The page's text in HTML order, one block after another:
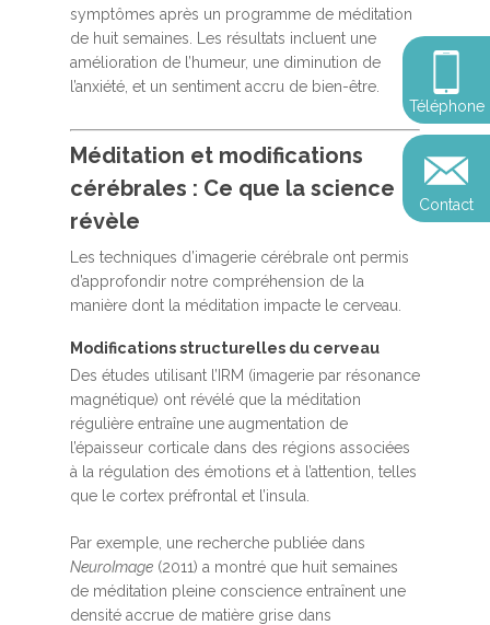
symptômes après un programme de méditation
de huit semaines. Les résultats incluent une
amélioration de l’humeur, une diminution de
l’anxiété, et un sentiment accru de bien-être.
Méditation et modifications
cérébrales : Ce que la science
révèle
Les techniques d’imagerie cérébrale ont permis
d’approfondir notre compréhension de la
manière dont la méditation impacte le cerveau.
Modifications structurelles du cerveau
Des études utilisant l’IRM (imagerie par résonance
magnétique) ont révélé que la méditation
régulière entraîne une augmentation de
l’épaisseur corticale dans des régions associées
à la régulation des émotions et à l’attention, telles
que le cortex préfrontal et l’insula.
Par exemple, une recherche publiée dans
NeuroImage (2011) a montré que huit semaines
de méditation pleine conscience entraînent une
densité accrue de matière grise dans
Téléphone
Contact
Retraite de pleine
Calendrier
Devenir praticien en
de pleine conscience
Thérapie
Somatic Expériencing
Programmes
Révelez votre
votre impact
Conférences
Développement
personnel
Révelez votre
votre impact
Reconversion et
professionnelle
et découvrir
Blog
Presse et médias
Témoignages
Podcast